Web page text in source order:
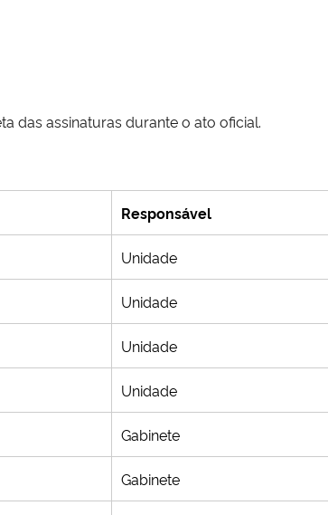
das assinaturas durante o ato oficial.
Responsável
Unidade
Unidade
Unidade
Unidade
Gabinete
Gabinete